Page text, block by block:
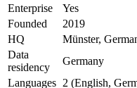
Enterprise Yes
Founded
2019
HQ
Münster,
Data
residency
Germany
Languages 2 (English,